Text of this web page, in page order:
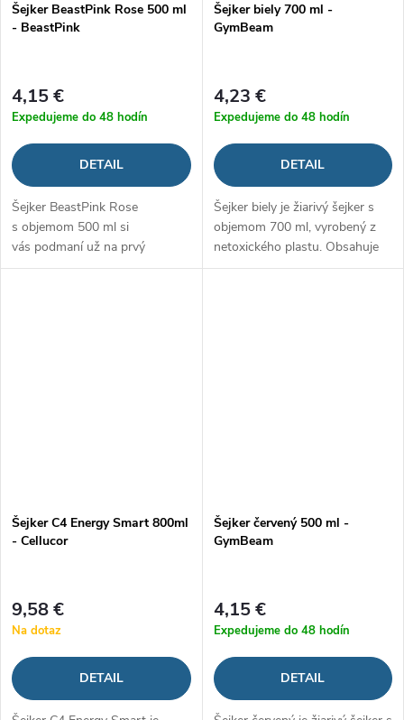
Šejker BeastPink Rose 500 ml
- BeastPink
4,15 €
Expedujeme do 48 hodín
DETAIL
Šejker BeastPink Rose
s objemom 500 ml si
vás podmaní už na prvý
pohľad. Jeho nezameniteľný
Šejker biely 700 ml -
GymBeam
4,23 €
Expedujeme do 48 hodín
DETAIL
Šejker biely je žiarivý šejker s
objemom 700 ml, vyrobený z
netoxického plastu. Obsahuje
klasický závit a sitko pre
Šejker C4 Energy Smart 800ml
- Cellucor
9,58 €
Na dotaz
DETAIL
Šejker červený 500 ml -
GymBeam
4,15 €
Expedujeme do 48 hodín
DETAIL